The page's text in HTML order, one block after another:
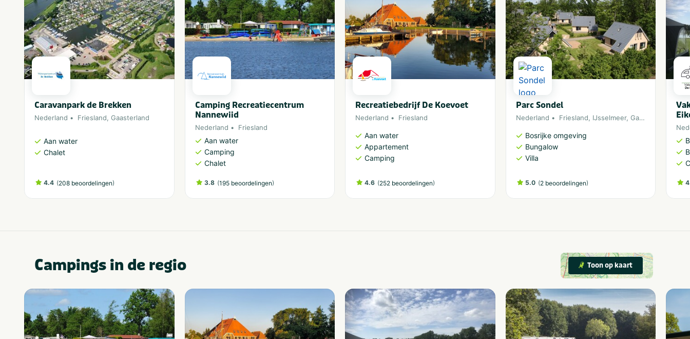
Caravanpark de Brekken
Nederland Friesland, Gaasterland
Aan water
Chalet
4.4 (208 beoordelingen)
Camping Recreatiecentrum
Nannewiid
Nederland Friesland
Aan water
Camping
Chalet
3.8 (195 beoordelingen)
Recreatiebedrijf De Koevoet
Nederland Friesland
Aan water
Appartement
Camping
4.6 (252 beoordelingen)
Parc Sondel
Nederland Friesland, IJsselmeer, Gaasterland
Bosrijke omgeving
Bungalow
Villa
5.0 (2 beoordelingen)
Campings in de regio Toon op kaart